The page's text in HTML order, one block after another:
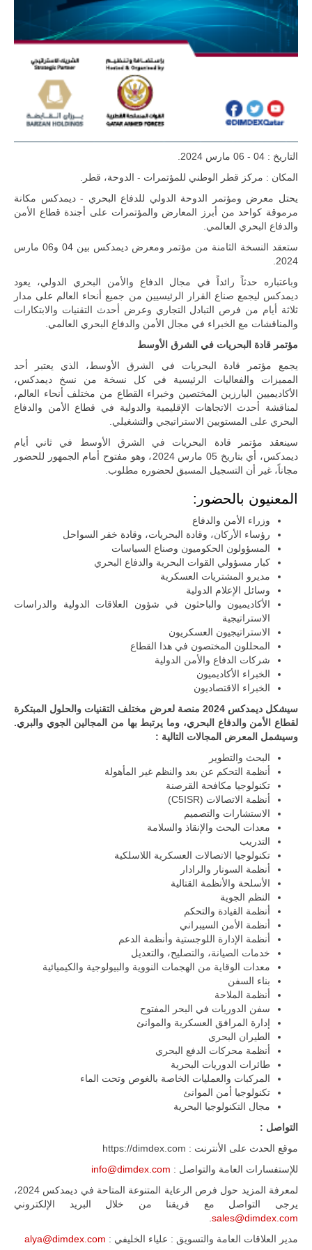
تدريبات
فلينتلوك
2026 الدولية
بمشاركة
جيوش وقادة
بمدينة سرت
الليبية.
تُوصف بأنها
اختبار عملي
جديد لإمكانية
تقريب
المسافات بين
شرق البلاد
وغربها، وسط
حضور دولي
تقوده الولايات
المتحدة وشراكة
مباشرة مع
أطراف ليبية
منقسمة منذ…
للمزيد
التاريخ : 04 - 06 مارس 2024.
المكان : مركز قطر الوطني للمؤتمرات - الدوحة، قطر.
يحتل معرض ومؤتمر الدوحة الدولي للدفاع البحري - ديمدكس مكانة
مرموقة كواحد من أبرز المعارض والمؤتمرات على أجندة قطاع الأمن
والدفاع البحري العالمي.
ستعقد النسخة الثامنة من مؤتمر ومعرض ديمدكس بين 04 و06 مارس
2024.
وباعتباره حدثاً رائداً في مجال الدفاع والأمن البحري الدولي، يعود
ديمدكس ليجمع صناع القرار الرئيسيين من جميع أنحاء العالم على مدار
ثلاثة أيام من فرص التبادل التجاري وعرض أحدث التقنيات والابتكارات
والمناقشات مع الخبراء في مجال الأمن والدفاع البحري العالمي.
مؤتمر قادة البحريات في الشرق الأوسط
يجمع مؤتمر قادة البحريات في الشرق الأوسط، الذي يعتبر أحد
المميزات والفعاليات الرئيسية في كل نسخة من نسخ ديمدكس،
الأكاديميين البارزين المختصين وخبراء القطاع من مختلف أنحاء العالم،
لمناقشة أحدث الاتجاهات الإقليمية والدولية في قطاع الأمن والدفاع
البحري على المستويين الاستراتيجي والتشغيلي.
سينعقد مؤتمر قادة البحريات في الشرق الأوسط في ثاني أيام
ديمدكس، أي بتاريخ 05 مارس 2024، وهو مفتوح أمام الجمهور للحضور
مجاناً، غير أن التسجيل المسبق لحضوره مطلوب.
المعنيون بالحضور:
وزراء الأمن والدفاع
رؤساء الأركان، وقادة البحريات، وقادة خفر السواحل
المسؤولون الحكوميون وصناع السياسات
كبار مسؤولي القوات البحرية والدفاع البحري
مديرو المشتريات العسكرية
وسائل الإعلام الدولية
الأكاديميون والباحثون في شؤون العلاقات الدولية والدراسات
الاستراتيجية
الاستراتيجيون العسكريون
المحللون المختصون في هذا القطاع
شركات الدفاع والأمن الدولية
الخبراء الأكاديميون
الخبراء الاقتصاديون
سيشكل ديمدكس 2024 منصة لعرض مختلف التقنيات والحلول المبتكرة
لقطاع الأمن والدفاع البحري، وما يرتبط بها من المجالين الجوي والبري.
وسيشمل المعرض المجالات التالية :
البحث والتطوير
أنظمة التحكم عن بعد والنظم غير المأهولة
تكنولوجيا مكافحة القرصنة
أنظمة الاتصالات (C5ISR)
الاستشارات والتصميم
معدات البحث والإنقاذ والسلامة
التدريب
تكنولوجيا الاتصالات العسكرية اللاسلكية
أنظمة السونار والرادار
الأسلحة والأنظمة القتالية
النظم الجوية
أنظمة القيادة والتحكم
أنظمة الأمن السيبراني
أنظمة الإدارة اللوجستية وأنظمة الدعم
خدمات الصيانة، والتصليح، والتعديل
معدات الوقاية من الهجمات النووية والبيولوجية والكيميائية
بناء السفن
أنظمة الملاحة
سفن الدوريات في البحر المفتوح
إدارة المرافق العسكرية والموانئ
الطيران البحري
أنظمة محركات الدفع البحري
طائرات الدوريات البحرية
المركبات والعمليات الخاصة بالغوص وتحت الماء
تكنولوجيا أمن الموانئ
مجال التكنولوجيا البحرية
التواصل :
موقع الحدث على الأنترنت : https://dimdex.com
للإستفسارات العامة والتواصل : info@dimdex.com
لمعرفة المزيد حول فرص الرعاية المتنوعة المتاحة في ديمدكس 2024،
يرجى التواصل مع فريقنا من خلال البريد الإلكتروني
sales@dimdex.com
مدير العلاقات العامة والتسويق : علياء الخليفي : alya@dimdex.com